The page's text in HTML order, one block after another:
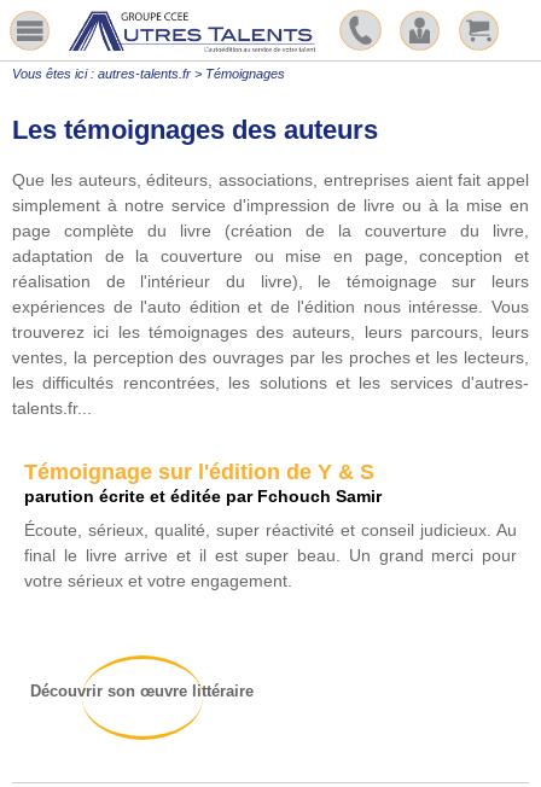
Vous êtes ici : autres-talents.fr > Témoignages
Les témoignages des auteurs
Que les auteurs, éditeurs, associations, entreprises aient fait appel
simplement à notre service d'impression de livre ou à la mise en
page complète du livre (création de la couverture du livre,
adaptation de la couverture ou mise en page, conception et
réalisation de l'intérieur du livre), le témoignage sur leurs
expériences de l'auto édition et de l'édition nous intéresse. Vous
trouverez ici les témoignages des auteurs, leurs parcours, leurs
ventes, la perception des ouvrages par les proches et les lecteurs,
les difficultés rencontrées, les solutions et les services d'autres-
talents.fr...
Témoignage sur l'édition de Y & S
parution écrite et éditée par Fchouch Samir
Écoute, sérieux, qualité, super réactivité et conseil judicieux. Au
final le livre arrive et il est super beau. Un grand merci pour
votre sérieux et votre engagement.
Découvrir son œuvre littéraire